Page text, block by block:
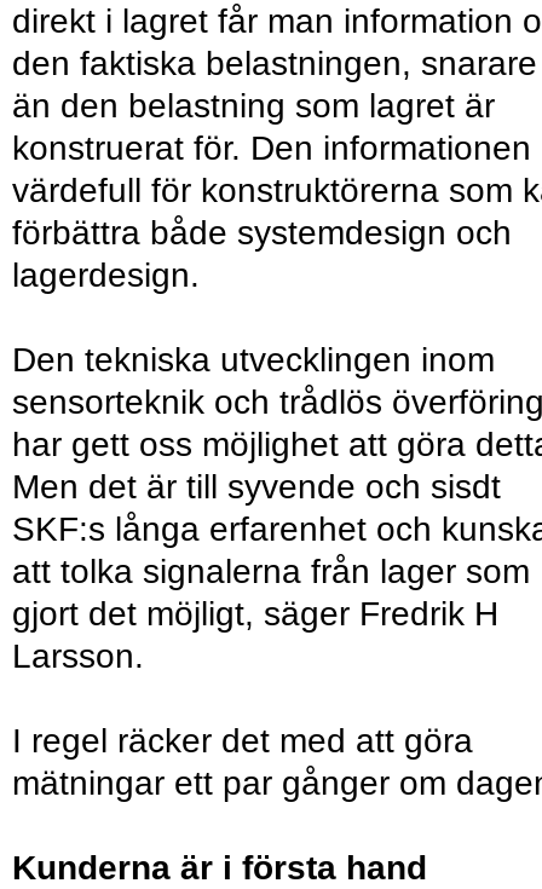
direkt i lagret får man information
den faktiska belastningen, snarare
än den belastning som lagret är
konstruerat för. Den informationen
värdefull för konstruktörerna som
förbättra både systemdesign och
lagerdesign.
Den tekniska utvecklingen inom
sensorteknik och trådlös
har gett oss möjlighet att göra
Men det är till syvende och sisdt
SKF:s långa erfarenhet och
att tolka signalerna från lager som
gjort det möjligt, säger Fredrik H
Larsson.
I regel räcker det med att göra
mätningar ett par gånger om
Kunderna är i första hand